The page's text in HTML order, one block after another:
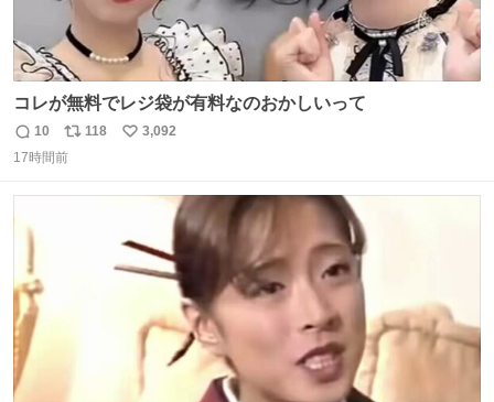
コレが無料でレジ袋が有料なのおかしいって
返
信
10
リ
ポ
118
い
3,092
17時間前